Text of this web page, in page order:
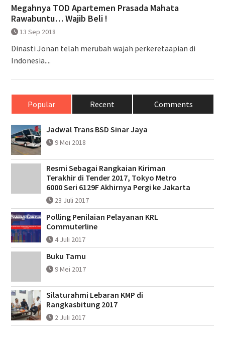
Megahnya TOD Apartemen Prasada Mahata
Rawabuntu… Wajib Beli !
13 Sep 2018
Dinasti Jonan telah merubah wajah perkeretaapian di
Indonesia....
Popular Recent Comments
Jadwal Trans BSD Sinar Jaya
9 Mei 2018
Resmi Sebagai Rangkaian Kiriman
Terakhir di Tender 2017, Tokyo Metro
6000 Seri 6129F Akhirnya Pergi ke Jakarta
23 Juli 2017
Polling Penilaian Pelayanan KRL
Commuterline
4 Juli 2017
Buku Tamu
9 Mei 2017
Silaturahmi Lebaran KMP di
Rangkasbitung 2017
2 Juli 2017